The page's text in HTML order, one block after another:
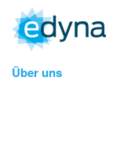
Über uns